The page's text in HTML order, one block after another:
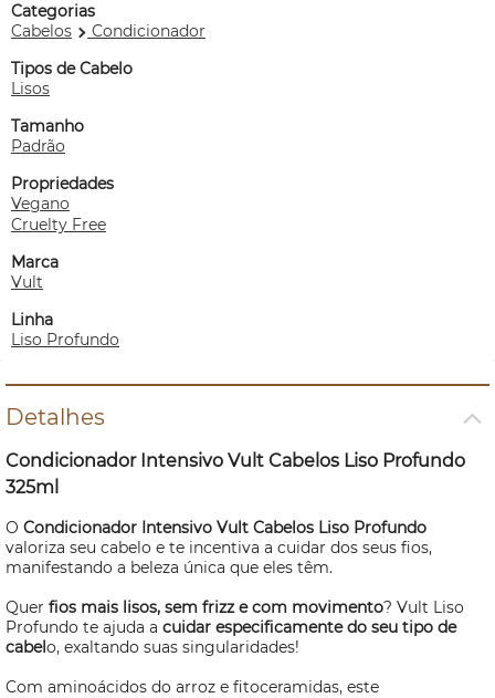
Categorias
Cabelos
Condicionador
Tipos de Cabelo
Lisos
Tamanho
Padrão
Propriedades
Vegano
Cruelty Free
Marca
Vult
Linha
Liso Profundo
Detalhes
Condicionador Intensivo Vult Cabelos Liso Profundo
325ml
O Condicionador Intensivo Vult Cabelos Liso Profundo
valoriza seu cabelo e te incentiva a cuidar dos seus fios,
manifestando a beleza única que eles têm.
Quer fios mais lisos, sem frizz e com movimento? Vult Liso
Profundo te ajuda a cuidar especificamente do seu tipo de
cabelo, exaltando suas singularidades!
Com aminoácidos do arroz e fitoceramidas, este